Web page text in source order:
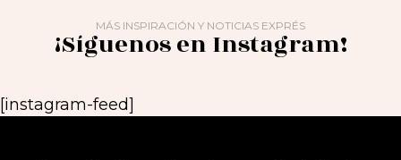
MÁS INSPIRACIÓN Y NOTICIAS EXPRÉS
¡Síguenos en Instagram!
[instagram-feed]